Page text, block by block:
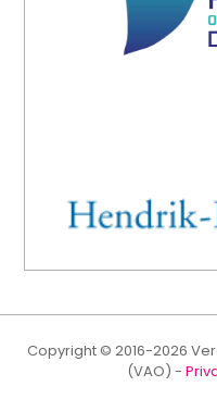
Copyright © 2016-2026
(VAO) -